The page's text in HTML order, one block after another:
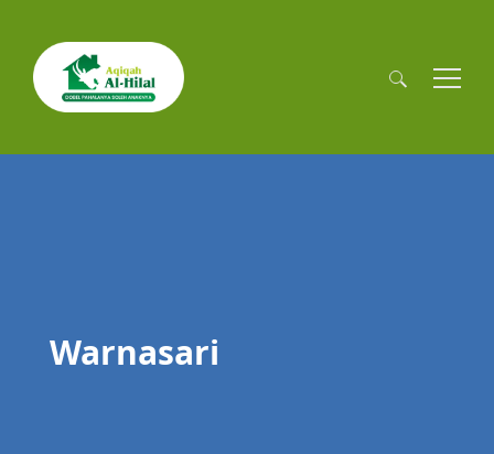
Cari
Warnasari